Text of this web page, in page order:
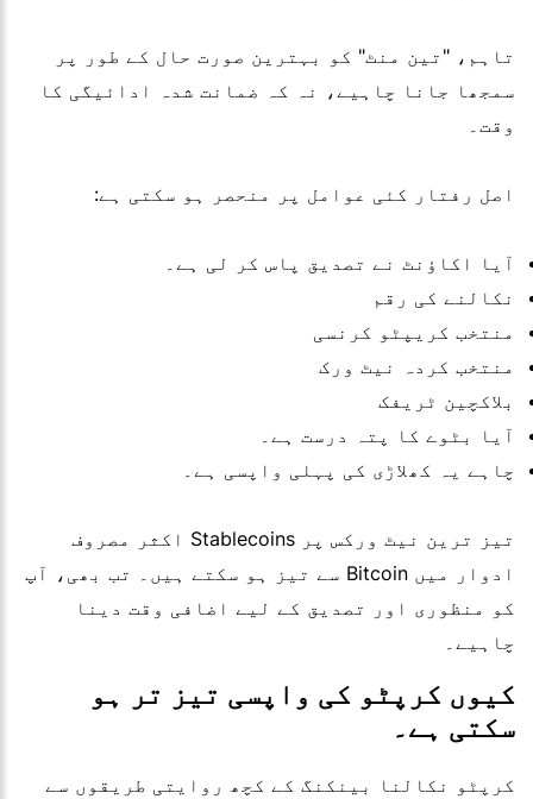
تاہم، "تین منٹ" کو بہترین صورت حال کے طور پر
سمجھا جانا چاہیے، نہ کہ ضمانت شدہ ادائیگی کا
وقت۔
اصل رفتار کئی عوامل پر منحصر ہو سکتی ہے:
آیا اکاؤنٹ نے تصدیق پاس کر لی ہے۔
نکالنے کی رقم
منتخب کریپٹو کرنسی
منتخب کردہ نیٹ ورک
بلاکچین ٹریفک
آیا بٹوے کا پتہ درست ہے۔
چاہے یہ کھلاڑی کی پہلی واپسی ہے۔
تیز ترین نیٹ ورکس پر Stablecoins اکثر مصروف
ادوار میں Bitcoin سے تیز ہو سکتے ہیں۔ تب بھی، آپ
کو منظوری اور تصدیق کے لیے اضافی وقت دینا
چاہیے۔
کیوں کرپٹو کی واپسی تیز تر ہو
سکتی ہے۔
کرپٹو نکالنا بینکنگ کے کچھ روایتی طریقوں سے